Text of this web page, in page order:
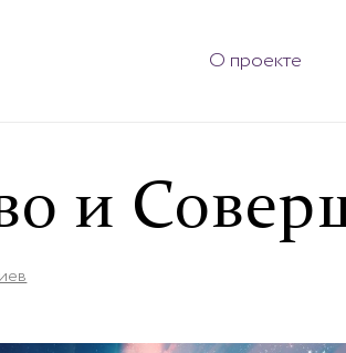
О проекте
и